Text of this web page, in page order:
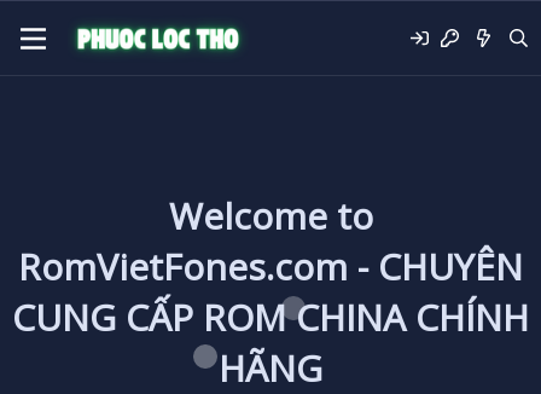
Welcome to
RomVietFones.com - CHUYÊN
CUNG CẤP ROM CHINA CHÍNH
HÃNG